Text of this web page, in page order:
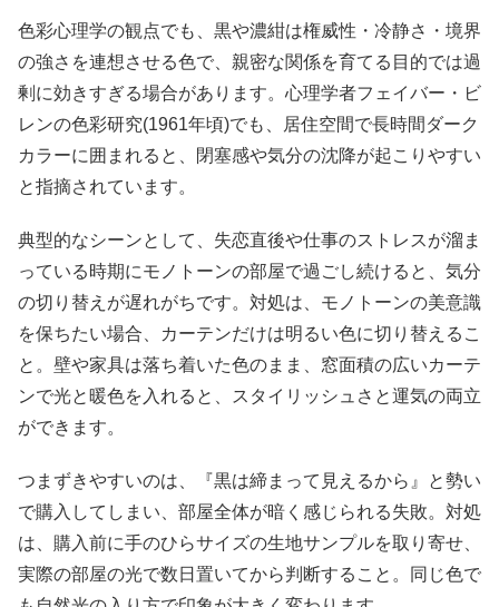
色彩心理学の観点でも、黒や濃紺は権威性・冷静さ・境界
の強さを連想させる色で、親密な関係を育てる目的では過
剰に効きすぎる場合があります。心理学者フェイバー・ビ
レンの色彩研究(1961年頃)でも、居住空間で長時間ダーク
カラーに囲まれると、閉塞感や気分の沈降が起こりやすい
と指摘されています。
典型的なシーンとして、失恋直後や仕事のストレスが溜ま
っている時期にモノトーンの部屋で過ごし続けると、気分
の切り替えが遅れがちです。対処は、モノトーンの美意識
を保ちたい場合、カーテンだけは明るい色に切り替えるこ
と。壁や家具は落ち着いた色のまま、窓面積の広いカーテ
ンで光と暖色を入れると、スタイリッシュさと運気の両立
ができます。
つまずきやすいのは、『黒は締まって見えるから』と勢い
で購入してしまい、部屋全体が暗く感じられる失敗。対処
は、購入前に手のひらサイズの生地サンプルを取り寄せ、
実際の部屋の光で数日置いてから判断すること。同じ色で